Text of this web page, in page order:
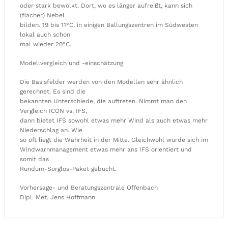
oder stark bewölkt. Dort, wo es länger aufreißt, kann sich
(flacher) Nebel
bilden. 19 bis 11°C, in einigen Ballungszentren im Südwesten
lokal auch schon
mal wieder 20°C.
Modellvergleich und -einschätzung
Die Basisfelder werden von den Modellen sehr ähnlich
gerechnet. Es sind die
bekannten Unterschiede, die auftreten. Nimmt man den
Vergleich ICON vs. IFS,
dann bietet IFS sowohl etwas mehr Wind als auch etwas mehr
Niederschlag an. Wie
so oft liegt die Wahrheit in der Mitte. Gleichwohl wurde sich im
Windwarnmanagement etwas mehr ans IFS orientiert und
somit das
Rundum-Sorglos-Paket gebucht.
Vorhersage- und Beratungszentrale Offenbach
Dipl. Met. Jens Hoffmann